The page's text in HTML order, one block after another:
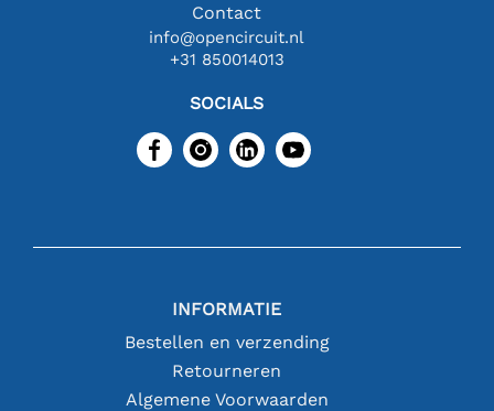
Contact
info@opencircuit.nl
+31 850014013
SOCIALS
INFORMATIE
Bestellen en verzending
Retourneren
Algemene Voorwaarden